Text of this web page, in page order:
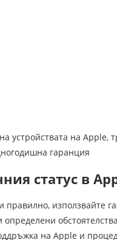
устройствата на Apple,
гаранция
статус в
правилно, използвайте
на Apple и